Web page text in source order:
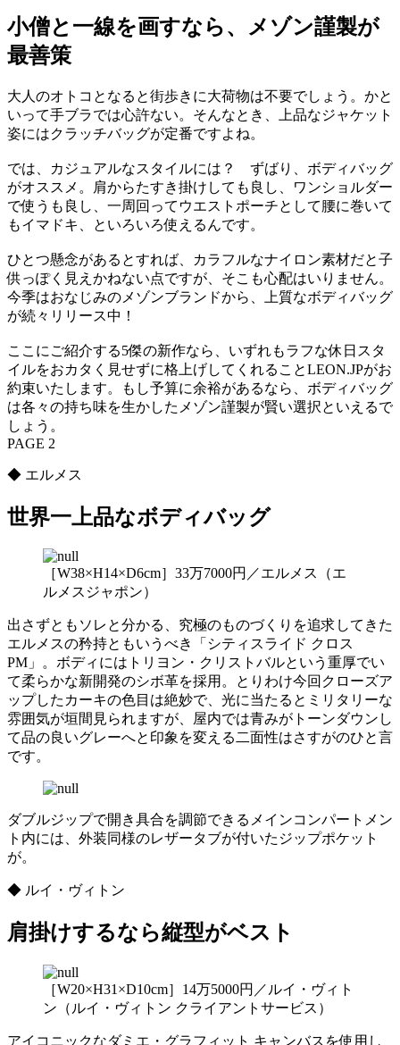
小僧と一線を画すなら、メゾン謹製が
最善策
大人のオトコとなると街歩きに大荷物は不要でしょう。かと
いって手ブラでは心許ない。そんなとき、上品なジャケット
姿にはクラッチバッグが定番ですよね。
では、カジュアルなスタイルには？ ずばり、ボディバッグ
がオススメ。肩からたすき掛けしても良し、ワンショルダー
で使うも良し、一周回ってウエストポーチとして腰に巻いて
もイマドキ、といろいろ使えるんです。
ひとつ懸念があるとすれば、カラフルなナイロン素材だと子
供っぽく見えかねない点ですが、そこも心配はいりません。
今季はおなじみのメゾンブランドから、上質なボディバッグ
が続々リリース中！
ここにご紹介する5傑の新作なら、いずれもラフな休日スタ
イルをおカタく見せずに格上げしてくれることLEON.JPがお
約束いたします。もし予算に余裕があるなら、ボディバッグ
は各々の持ち味を生かしたメゾン謹製が賢い選択といえるで
しょう。
PAGE 2
◆ エルメス
世界一上品なボディバッグ
［W38×H14×D6cm］33万7000円／エルメス（エ
ルメスジャポン）
出さずともソレと分かる、究極のものづくりを追求してきた
エルメスの矜持ともいうべき「シティスライド クロス
PM」。ボディにはトリヨン・クリストバルという重厚でい
て柔らかな新開発のシボ革を採用。とりわけ今回クローズア
ップしたカーキの色目は絶妙で、光に当たるとミリタリーな
雰囲気が垣間見られますが、屋内では青みがトーンダウンし
て品の良いグレーへと印象を変える二面性はさすがのひと言
です。
ダブルジップで開き具合を調節できるメインコンパートメン
ト内には、外装同様のレザータブが付いたジップポケット
が。
◆ ルイ・ヴィトン
肩掛けするなら縦型がベスト
［W20×H31×D10cm］14万5000円／ルイ・ヴィト
ン（ルイ・ヴィトン クライアントサービス）
アイコニックなダミエ・グラフィット キャンバスを使用し